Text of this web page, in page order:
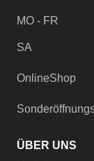
MO - FR
SA
OnlineShop
ÜBER UNS